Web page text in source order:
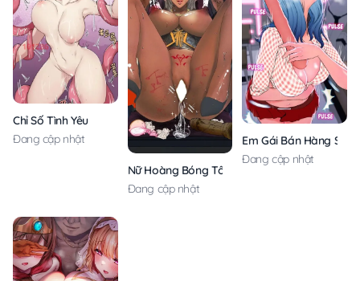
Chỉ Số Tình Yêu
Đang cập nhật
Nữ Hoàng Bóng Tối Là Một Con Đĩ
Đang cập nhật
Em Gái Bán Hàng
Đang cập nhật